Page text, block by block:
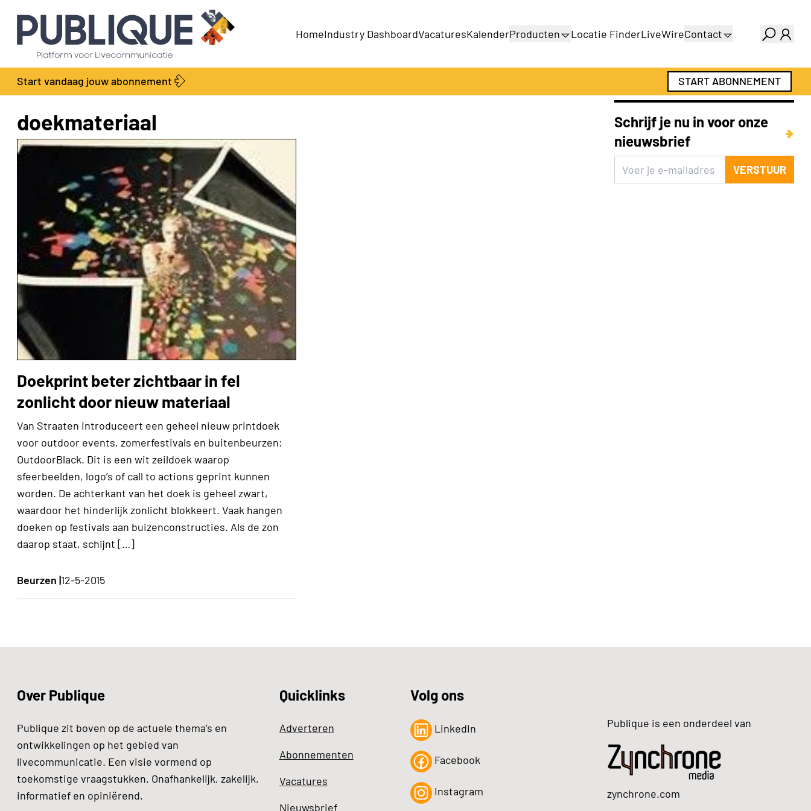
HomeIndustry DashboardVacaturesKalenderProducten
Productengids
Locatie FinderLiveWireContact
Adverteren
Abonnementen
Start vandaag jouw abonnement START ABONNEMENT
doekmateriaal
Doekprint beter zichtbaar in fel
zonlicht door nieuw materiaal
Van Straaten introduceert een geheel nieuw printdoek
voor outdoor events, zomerfestivals en buitenbeurzen:
OutdoorBlack. Dit is een wit zeildoek waarop
sfeerbeelden, logo’s of call to actions geprint kunnen
worden. De achterkant van het doek is geheel zwart,
waardoor het hinderlijk zonlicht blokkeert. Vaak hangen
doeken op festivals aan buizenconstructies. Als de zon
daarop staat, schijnt […]
Beurzen |12-5-2015
Schrijf je nu in voor onze
nieuwsbrief
VERSTUUR
Over Publique
Publique zit boven op de actuele thema’s en
ontwikkelingen op het gebied van
livecommunicatie. Een visie vormend op
toekomstige vraagstukken. Onafhankelijk, zakelijk,
informatief en opiniërend.
Quicklinks
Adverteren
Abonnementen
Vacatures
Nieuwsbrief
Volg ons
LinkedIn
Facebook
Instagram
Publique is een onderdeel van
zynchrone.com